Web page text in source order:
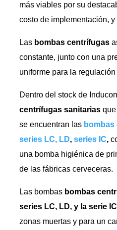
más viables por su
costo de implementación,
Las bombas centrífugas
constante, junto con una
uniforme para la
Dentro del stock de
centrífugas sanitariasque
se encuentran las
series LC, LD, series IC,
una bomba higiénica de
de las fábricas cerveceras.
Las bombas bombas
series LC, LD, y la serie IC
zonas muertas y para un